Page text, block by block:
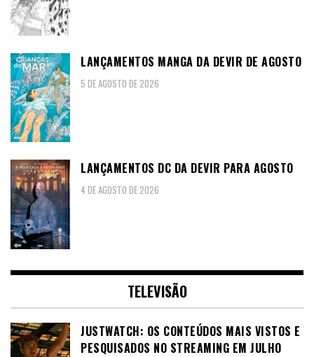
LANÇAMENTOS MANGA DA DEVIR DE AGOSTO
5 DE AGOSTO DE 2026
LANÇAMENTOS DC DA DEVIR PARA AGOSTO
4 DE AGOSTO DE 2026
TELEVISÃO
JUSTWATCH: OS CONTEÚDOS MAIS VISTOS E
PESQUISADOS NO STREAMING EM JULHO